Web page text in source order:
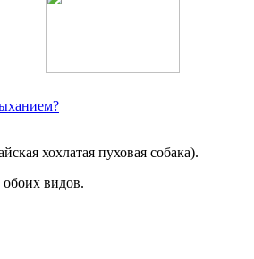
хохлатая пуховая собака).
видов.